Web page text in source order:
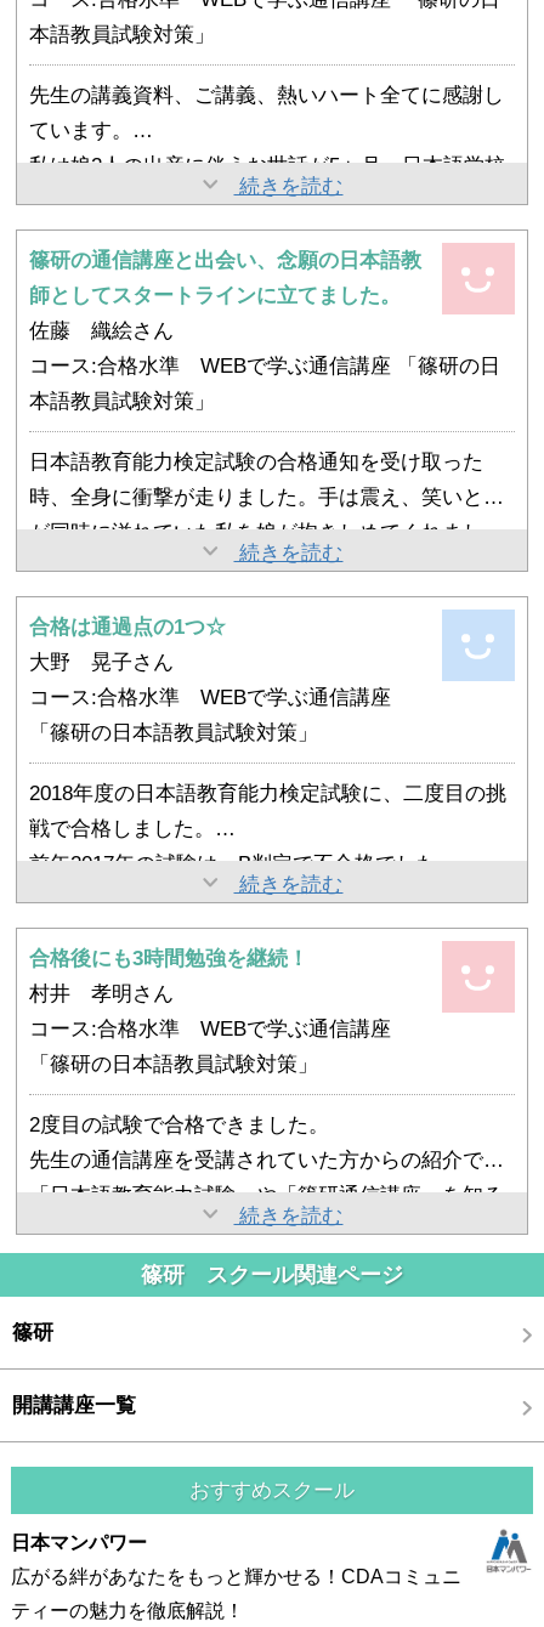
テーマごとに講義資料が区切られており、ちょうど
いいタイミングで勉強の区切りがつけやすく定着度
全体の量が把握しやすいので先が見通せて、勉強の
計画も立てやすかったです。
また、篠崎先生が直前対策で時事ニュースの解説を
してくださったので、（実はその時点までかなり曖
昧だったのですが…）技能実習と特定技能の関係な
ど、しっかり理解することができて、本当に助かり
ました。
講義資料ごとの確認の小テストは、実際の過去問よ
り難しいものが多かったです。ということは、それ
が解ければ本試験はまず問題ないだろう、と考えて
過去問でいい点が取れるようになった頃には調子に
乗らないようにまた確認小テストに挑戦したりして
また、海外在住なので試験のために一時帰国しなけ
ればならず、その間の仕事をカバーしてくれた同僚
にも明るい報告ができて安心しました。
ば、ボランティアなどの手段で実際に日本語を習う
外国人の方と接してみることも試験勉強にとてもお
すすめです。
そして何より、基礎知識や理論は非常に重要です。
勉強と教える仕事を同時並行でしていましたが、そ
がしやすくなりますし、理屈がわかっていることで
発音などもより教えやすくなりました。
今後も、学んだことをしっかり活かして楽しくわか
りやすい授業ができるよう、そして一人でも日本フ
ァンの学習者さんの夢をかなえるお手伝いができる
よう、精進していきたいと思います。
本語教員試験対策」
先生の講義資料、ご講義、熱いハート全てに感謝し
ています。
私は娘2人の出産に伴うお世話が5ヶ月、日本語学校
常勤講師勤務、奈良県人権擁護委員と奈良県青少年
指導協議会委員のボランティア活動…と試験勉強の
時間が思うように取れませんでした。
けれど、篠崎先生のeラーニングと数種類の対策講
濯物干しなど家事の合間に、音声又は文字として毎
日拝聴拝読しました。
まだまだ理解と記憶が足りないところはありました
が、この毎日の繰り返しが、自信につながりまし
た。
試験Ⅱの聴解問題を制覇できたのも勝因です。(勿論
篠崎先生の試験Ⅱ対策講座を2種類演習したお陰で
す。)
合格は私にとってスタート地点、これからは、更に
日本語教師としての幅をひろげたいです。
これからも先生のご指導の元、日本語教師の道を歩
み続けます！！
続きを読む
篠研の通信講座と出会い、念願の日本語教
師としてスタートラインに立てました。
佐藤 織絵さん
コース:合格水準 WEBで学ぶ通信講座 「篠研の日
本語教員試験対策」
日本語教育能力検定試験の合格通知を受け取った
時、全身に衝撃が走りました。手は震え、笑いと涙
が同時に溢れていた私を娘が抱きしめてくれまし
た。
念願の日本語教師としてのスタートラインに立てた
瞬間です。
篠研の通信講座と出会ったのは３度目の挑戦の年で
講義資料を読んだだけで、自分の勉強内容では太刀
打ちできない理由が分かりました。新たな学び方に
よって、知識の点と点が繋がり、楽しさへと変化し
ました。
学習者の誤用とその原因が明確になることで、自ら
の心にゆとりが生じたのは大きな発見でした。
現在行っている対面授業と、オンラインレッスンを
通して、日本語教師も最新技術を自在に操る必要性
を強く感じています。
篠研の通信講座は、基礎から実践へ直結する体系的
な学習方法が確立されています。検定試験合格への
最短ルートです。
続きを読む
合格は通過点の1つ☆
大野 晃子さん
コース:合格水準 WEBで学ぶ通信講座
「篠研の日本語教員試験対策」
2018年度の日本語教育能力検定試験に、二度目の挑
戦で合格しました。
前年2017年の試験は、B判定で不合格でした。
受検を決心してから検定試験まで約8か月で、準備
不足は否めませんでした。更に今から思うと、試験
についての知識と心構えが圧倒的に不足していたと
思います。
もちろん、出題範囲は網羅して勉強していました
し、過去問も5年分を最低3回は解きました。自分で
は、これぐらいやれば合格できるかもなどと甘い期
待をしていましたが、結局は表面的な知識でしかな
かったのだと思います。
一回目と二回目の大きな違いは2点あります。
ミナーを通じて知り合った方々と、SNSでやり取り
し、常に情報交換をしたり、励まし合ったり、慰め
合ったりしていました。これは本当に心の支えにな
りました。
2点目は、自分自身が覚悟を決めて、背水の陣で臨
んだことです。いろんな方の合格談を聞くと、特別
な努力をしなくても難なく合格される方もいらっし
ゃいますが、私はそんなタイプでは全くなく、何事
も全力で努力して、やっと目標達成するという不器
用な質なのです。ですから、わずか2か月でした
が、試験準備に集中するがあったことの意味は大き
かったと思います。
現在、日本語教師として勤務していますが、たくさ
んの先輩や仲間たちと、共に切磋琢磨し、目まぐる
しく変化する業界情報をアップデートする毎日を送
っています。検定試験のために努力したお陰で、得
たものの一つです。
合格は、最終目的ではなく、通過点の一つです。あ
の時に頑張った経験があるからこそ、今の自分がい
るのだと心から思います。
続きを読む
合格後にも3時間勉強を継続！
村井 孝明さん
コース:合格水準 WEBで学ぶ通信講座
「篠研の日本語教員試験対策」
2度目の試験で合格できました。
先生の通信講座を受講されていた方からの紹介で、
「日本語教育能力試験」や「篠研通信講座」を知る
ことができました。
「合格するためには1000時間の勉強が必要」と先生
がおっしゃってましたので、少なくとも1日3時間続
けてみようと決意し、ここ2年間以上は篠研セミナ
ーと本番試験の併せて3日以外、一日も欠かさず続
けることができました。
１回目の本番試験（令和元年）はB判定で不合格で
した。 2回目、試験開始から慎重に問題文を読んで
解いていましたが、気が付くと取り返しのつかない
くらい大幅に時間を消費してしまい、その結果問題
た。 手応えどころか敗北感いっぱいで、試験は終わ
合否発表後からのリスタートも大変なので、試験翌
日から来年に向けて再び3時間勉強を開始。問題Ⅰ
と問題Ⅲの１８０問をおさらいしてみました。
試験本番中に解けなかった問題に改めて取り組んで
合格してから数日経ちますが、手持ちの問題集や参
考書の未消化部分のおさらい、それに自分のルーズ
リーフノート、資料整理にあと半年くらいかかりそ
うで、いまだに3時間勉強は続けています。
「合格したのにまだ続けているの？」と家族には呆
れられていますが、せっかく篠崎先生に教えていた
だいたて習慣化した今のやり方を、これからも続け
たいと思っています。
篠崎先生、ほんとうにありがとうございました。
続きを読む
篠研 スクール関連ページ
篠研
開講講座一覧
おすすめスクール
日本マンパワー
広がる絆があなたをもっと輝かせる！CDAコミュニ
ティーの魅力を徹底解説！